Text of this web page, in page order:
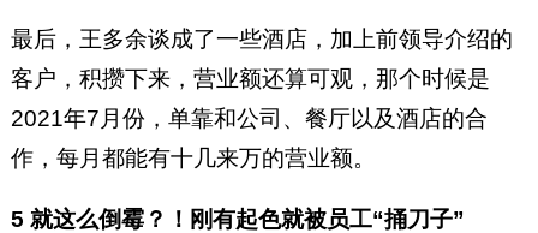
最后，王多余谈成了一些酒店，加上前领导介绍的
客户，积攒下来，营业额还算可观，那个时候是
2021年7月份，单靠和公司、餐厅以及酒店的合
作，每月都能有十几来万的营业额。
5 就这么倒霉？！刚有起色就被员工“捅刀子”